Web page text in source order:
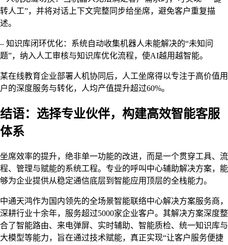
转人工”，并将对话上下文完整同步给坐席，避免客户重复描
述。
– 知识库闭环优化：系统自动收集机器人未能解决的“未知问
题”，纳入人工审核与知识库优化流程，使AI越用越智能。
某在线教育企业部署人机协同后，人工坐席得以专注于高价值用
户的深度服务与转化，人均产值提升超过60%。
结语：选择专业伙伴，构建高效智能客服
体系
坐席效率的提升，绝非单一功能的改进，而是一个贯穿工具、流
程、管理与赋能的系统工程。专业的呼叫中心辅助解决方案，能
够为企业提供从稳定通信底层到智能应用顶层的全栈能力。
中通天鸿作为国内领先的全场景智能联络中心解决方案服务商，
深耕行业十余年，服务超过5000家企业客户。其解决方案深度整
合了智能路由、来电弹屏、实时辅助、智能质检、统一知识库与
大模型等能力，旨在通过技术赋能，真正实现“让客户服务便捷